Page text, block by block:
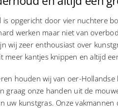
is opgericht door vier nuchtere
werken maar niet van
wij zeer enthousiast over
meer kantjes knippen en altijd
houden wij van oer-
graag onze handen uit de
uw kunstgras. Onze